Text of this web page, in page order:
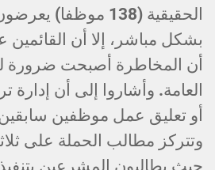
الحقيقية (138
بشكل مباشر، إلا أن القائمين
أن المخاطرة أصبحت ضرورة
العامة. وأشاروا إلى أن
أو تعليق عمل موظفين سابقين
وتتركز مطالب الحملة على
حيث يطالبون المشرعين